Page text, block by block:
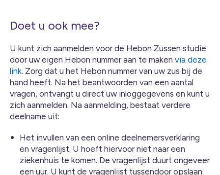
Doet u ook mee?
U kunt zich aanmelden voor de Hebon Zussen studie
door uw eigen Hebon nummer aan te maken via deze
link. Zorg dat u het Hebon nummer van uw zus bij de
hand heeft. Na het beantwoorden van een aantal
vragen, ontvangt u direct uw inloggegevens en kunt u
zich aanmelden. Na aanmelding, bestaat verdere
deelname uit:
Het invullen van een online deelnemersverklaring
en vragenlijst. U hoeft hiervoor niet naar een
ziekenhuis te komen. De vragenlijst duurt ongeveer
een uur. U kunt de vragenlijst tussendoor opslaan.